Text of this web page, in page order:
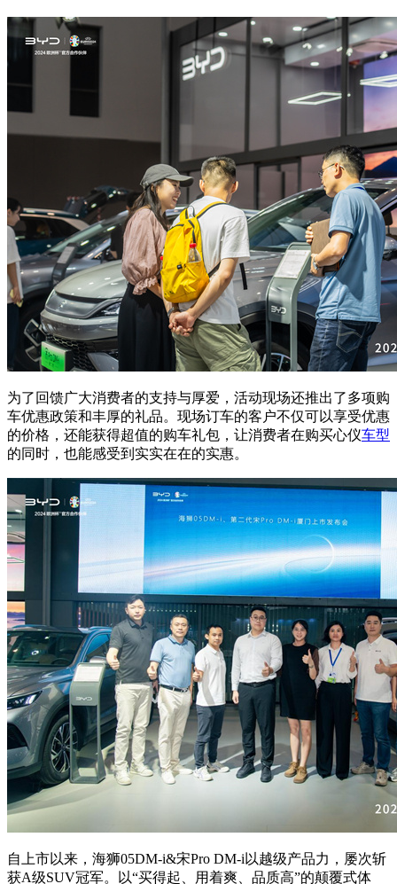
为了回馈广大消费者的支持与厚爱，活动现场还推出了多项购
车优惠政策和丰厚的礼品。现场订车的客户不仅可以享受优惠
的价格，还能获得超值的购车礼包，让消费者在购买心仪车型
的同时，也能感受到实实在在的实惠。
自上市以来，海狮05DM-i&宋Pro DM-i以越级产品力，屡次斩
获A级SUV冠军。以“买得起、用着爽、品质高”的颠覆式体